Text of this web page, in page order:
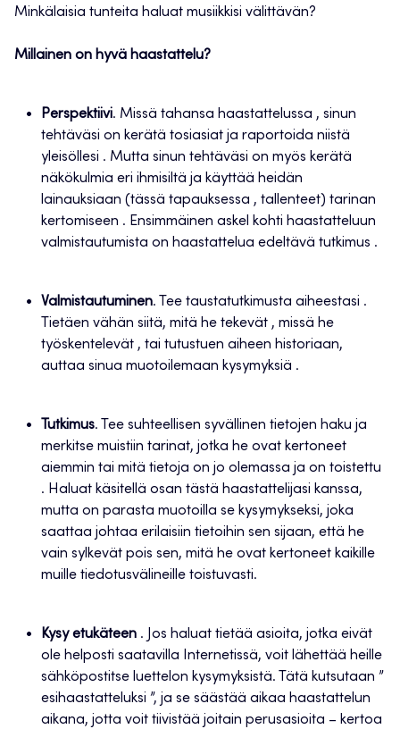
Minkälaisia tunteita haluat musiikkisi välittävän?
Millainen on hyvä haastattelu?
Perspektiivi. Missä tahansa haastattelussa , sinun
tehtäväsi on kerätä tosiasiat ja raportoida niistä
yleisöllesi . Mutta sinun tehtäväsi on myös kerätä
näkökulmia eri ihmisiltä ja käyttää heidän
lainauksiaan (tässä tapauksessa , tallenteet) tarinan
kertomiseen . Ensimmäinen askel kohti haastatteluun
valmistautumista on haastattelua edeltävä tutkimus .
Valmistautuminen. Tee taustatutkimusta aiheestasi .
Tietäen vähän siitä, mitä he tekevät , missä he
työskentelevät , tai tutustuen aiheen historiaan,
auttaa sinua muotoilemaan kysymyksiä .
Tutkimus. Tee suhteellisen syvällinen tietojen haku ja
merkitse muistiin tarinat, jotka he ovat kertoneet
aiemmin tai mitä tietoja on jo olemassa ja on toistettu
. Haluat käsitellä osan tästä haastattelijasi kanssa,
mutta on parasta muotoilla se kysymykseksi, joka
saattaa johtaa erilaisiin tietoihin sen sijaan, että he
vain sylkevät pois sen, mitä he ovat kertoneet kaikille
muille tiedotusvälineille toistuvasti.
Kysy etukäteen . Jos haluat tietää asioita, jotka eivät
ole helposti saatavilla Internetissä, voit lähettää heille
sähköpostitse luettelon kysymyksistä. Tätä kutsutaan ”
esihaastatteluksi ”, ja se säästää aikaa haastattelun
aikana, jotta voit tiivistää joitain perusasioita – kertoa